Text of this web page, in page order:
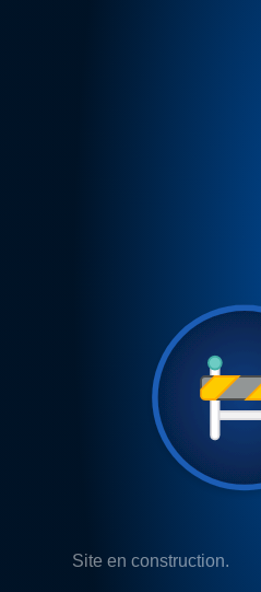
Site en construction.